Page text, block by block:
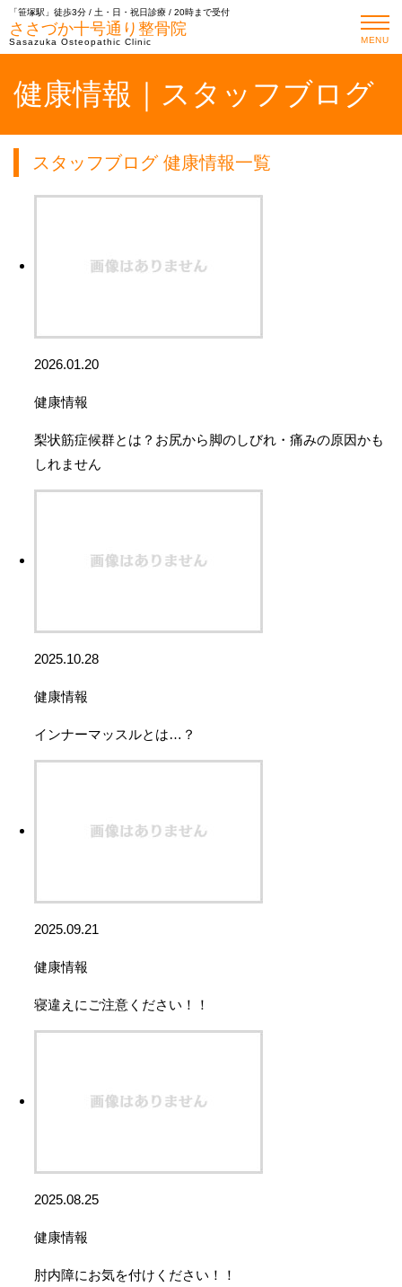
「笹塚駅」徒歩3分 / 土・日・祝日診療 / 20時まで受付
ささづか十号通り整骨院
Sasazuka Osteopathic Clinic MENU
健康情報｜スタッフブログ
スタッフブログ 健康情報一覧
2026.01.20
健康情報
梨状筋症候群とは？お尻から脚のしびれ・痛みの原因かも
しれません
2025.10.28
健康情報
インナーマッスルとは…？
2025.09.21
健康情報
寝違えにご注意ください！！
2025.08.25
健康情報
肘内障にお気を付けください！！